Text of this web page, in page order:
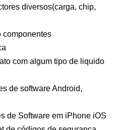
diversos(carga, chip,
componentes
com algum tipo de liquido
de software Android,
de Software em iPhone iOS